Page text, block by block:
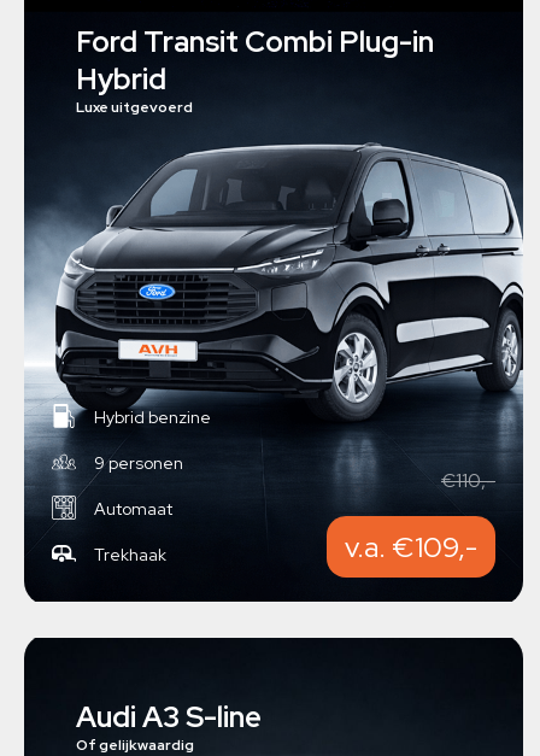
Ford Transit Combi Plug-in
Hybrid
Luxe uitgevoerd
Hybrid benzine
9 personen
Automaat
Trekhaak
€110,-
v.a. €109,-
Audi A3 S-line
Of gelijkwaardig